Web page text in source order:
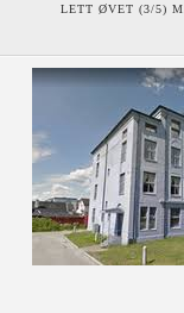
LETT ØVET (3/5)